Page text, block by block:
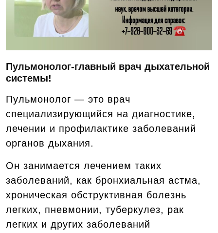
Пульмонолог-главный врач дыхательной
системы!
Пульмонолог — это врач
специализирующийся на диагностике,
лечении и профилактике заболеваний
органов дыхания.
Он занимается лечением таких
заболеваний, как бронхиальная астма,
хроническая обструктивная болезнь
легких, пневмонии, туберкулез, рак
легких и других заболеваний